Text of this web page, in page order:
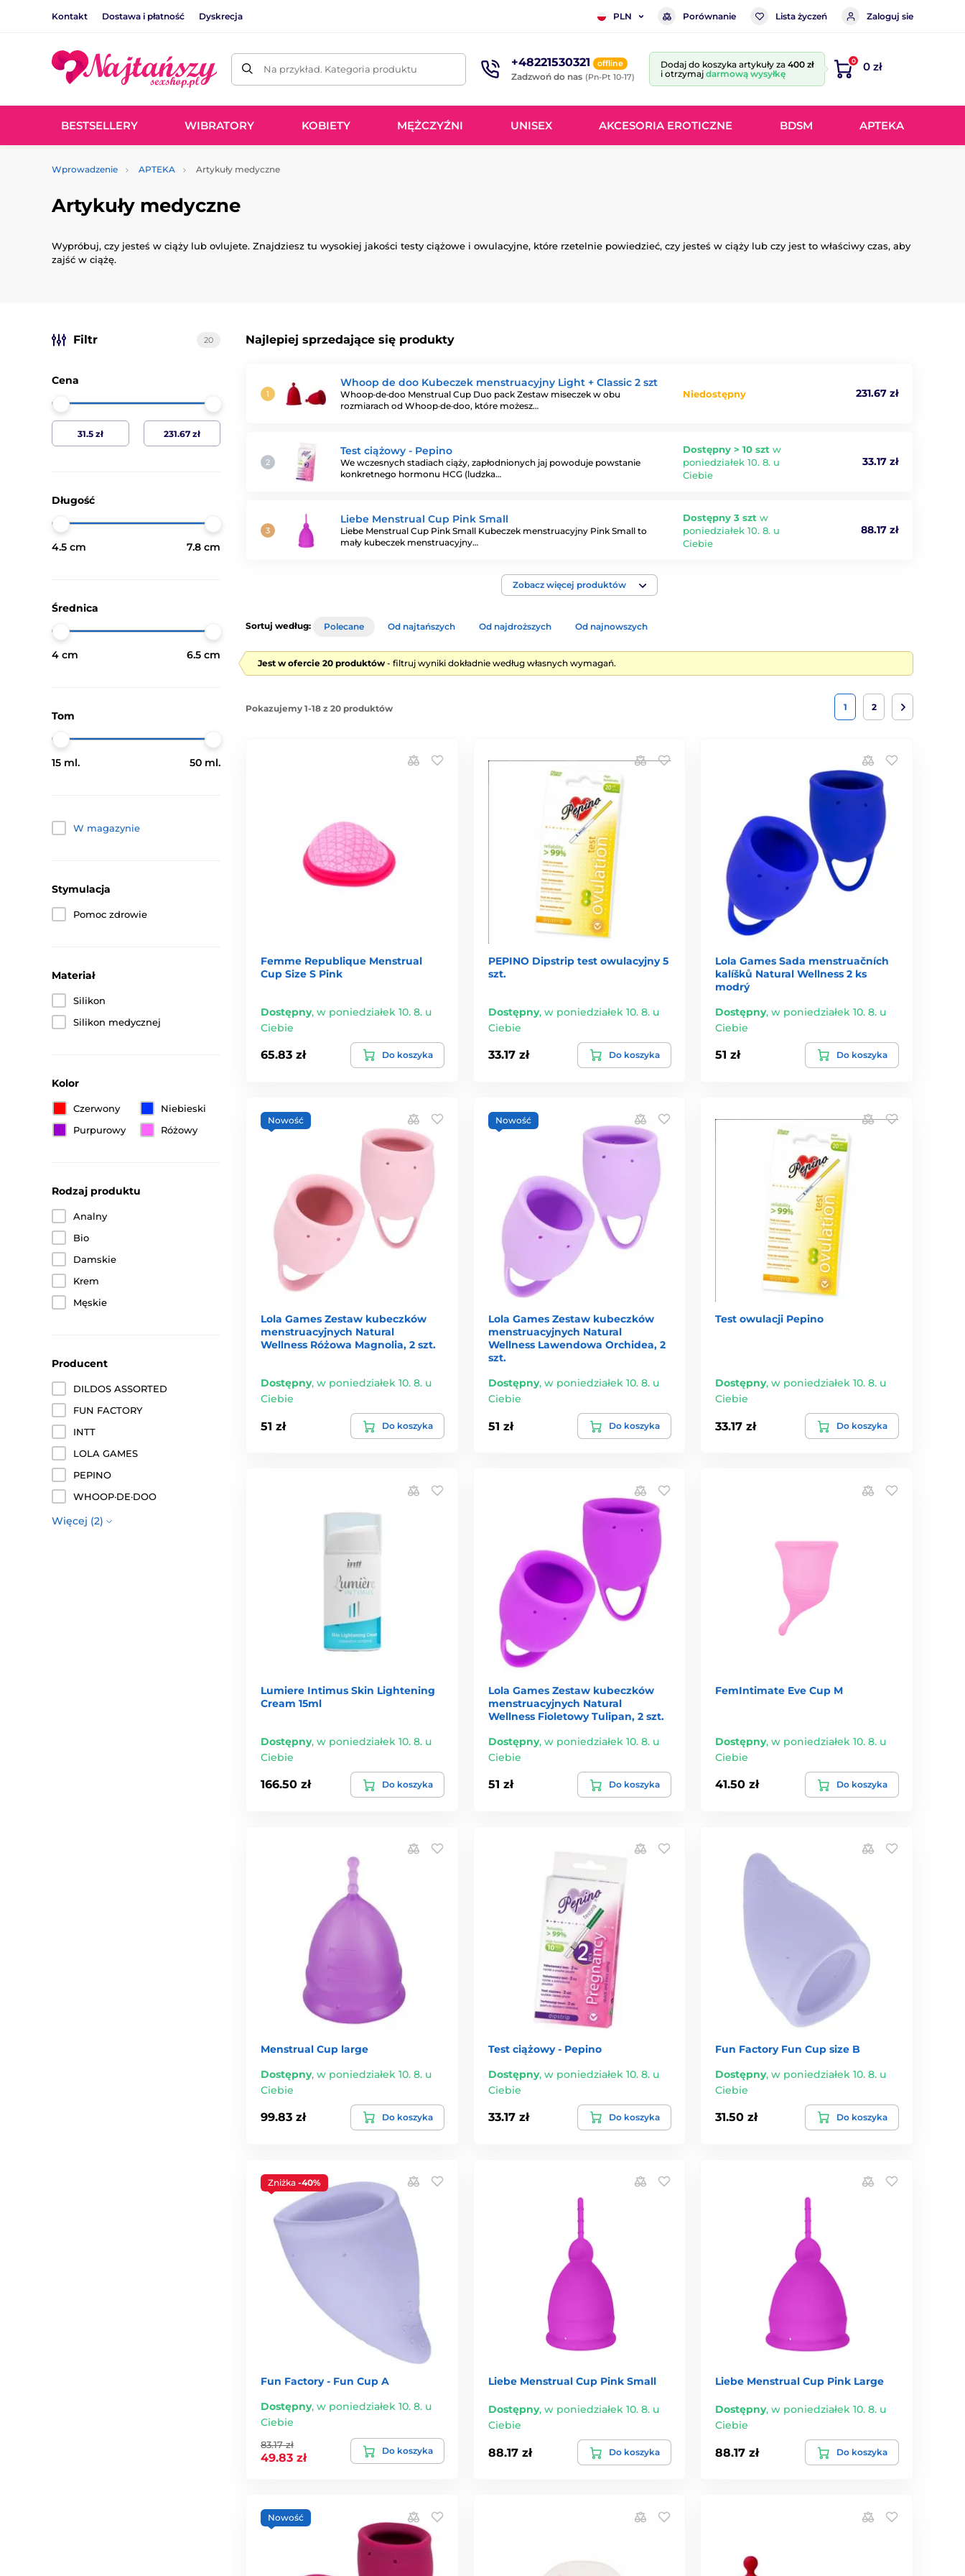
Kontakt Dostawa i płatność Dyskrecja PLN Porównanie Lista życzeń Zaloguj sie
Na przykład. Kategoria produktu +48221530321 offline
Zadzwoń do nas (Pn-Pt 10-17)
Dodaj do koszyka artykuły za 400 zł
i otrzymaj darmową wysyłkę
0 0 zł
BESTSELLERY WIBRATORY KOBIETY MĘŻCZYŹNI UNISEX AKCESORIA EROTICZNE BDSM APTEKA
Wprowadzenie APTEKA Artykuły medyczne
Artykuły medyczne
Wypróbuj, czy jesteś w ciąży lub ovlujete. Znajdziesz tu wysokiej jakości testy ciążowe i owulacyjne, które rzetelnie powiedzieć, czy jesteś w ciąży lub czy jest to właściwy czas, aby
zajść w ciążę.
Najlepiej sprzedające się produkty
Whoop de doo Kubeczek menstruacyjny Light + Classic 2 szt
Whoop·de·doo Menstrual Cup Duo pack Zestaw miseczek w obu
rozmiarach od Whoop·de·doo, które możesz…
Niedostępny 231.67 zł
Test ciążowy - Pepino
We wczesnych stadiach ciąży, zapłodnionych jaj powoduje powstanie
konkretnego hormonu HCG (ludzka…
Dostępny > 10 szt w
poniedziałek 10. 8. u
Ciebie
33.17 zł
Liebe Menstrual Cup Pink Small
Liebe Menstrual Cup Pink Small Kubeczek menstruacyjny Pink Small to
mały kubeczek menstruacyjny…
Dostępny 3 szt w
poniedziałek 10. 8. u
Ciebie
88.17 zł
Zobacz więcej produktów
Filtr 20
Cena
Długość
4.5 cm 7.8 cm
Średnica
4 cm 6.5 cm
Tom
15 ml. 50 ml.
W magazynie
Stymulacja
Pomoc zdrowie
Materiał
Silikon
Silikon medycznej
Kolor
Czerwony
Niebieski
Purpurowy
Różowy
Rodzaj produktu
Analny
Bio
Damskie
Krem
Męskie
Producent
DILDOS ASSORTED
FUN FACTORY
INTT
LOLA GAMES
PEPINO
WHOOP·DE·DOO
Więcej (2)
Sortuj według: Polecane Od najtańszych Od najdroższych Od najnowszych
Jest w ofercie 20 produktów - filtruj wyniki dokładnie według własnych wymagań.
Pokazujemy 1-18 z 20 produktów 1 2
Femme Republique Menstrual
Cup Size S Pink
Dostępny, w poniedziałek 10. 8. u
Ciebie
65.83 zł Do koszyka
PEPINO Dipstrip test owulacyjny 5
szt.
Dostępny, w poniedziałek 10. 8. u
Ciebie
33.17 zł Do koszyka
Lola Games Sada menstruačních
kalíšků Natural Wellness 2 ks
modrý
Dostępny,w poniedziałek 10. 8. u
Ciebie
51 zł Do koszyka
Nowość
Lola Games Zestaw kubeczków
menstruacyjnych Natural
Wellness Różowa Magnolia, 2 szt.
Dostępny, w poniedziałek 10. 8. u
Ciebie
51 zł Do koszyka
Nowość
Lola Games Zestaw kubeczków
menstruacyjnych Natural
Wellness Lawendowa Orchidea, 2
szt.
Dostępny, w poniedziałek 10. 8. u
Ciebie
51 zł Do koszyka
Test owulacji Pepino
Dostępny,w poniedziałek 10. 8. u
Ciebie
33.17 zł Do koszyka
Lumiere Intimus Skin Lightening
Cream 15ml
Dostępny, w poniedziałek 10. 8. u
Ciebie
166.50 zł Do koszyka
Lola Games Zestaw kubeczków
menstruacyjnych Natural
Wellness Fioletowy Tulipan, 2 szt.
Dostępny, w poniedziałek 10. 8. u
Ciebie
51 zł Do koszyka
FemIntimate Eve Cup M
Dostępny,w poniedziałek 10. 8. u
Ciebie
41.50 zł Do koszyka
Menstrual Cup large
Dostępny, w poniedziałek 10. 8. u
Ciebie
99.83 zł Do koszyka
Test ciążowy - Pepino
Dostępny, w poniedziałek 10. 8. u
Ciebie
33.17 zł Do koszyka
Fun Factory Fun Cup size B
Dostępny,w poniedziałek 10. 8. u
Ciebie
31.50 zł Do koszyka
Zniżka -40%
Fun Factory - Fun Cup A
Dostępny, w poniedziałek 10. 8. u
Ciebie
83.17 zł
49.83 zł
Do koszyka
Liebe Menstrual Cup Pink Small
Dostępny, w poniedziałek 10. 8. u
Ciebie
88.17 zł Do koszyka
Liebe Menstrual Cup Pink Large
Dostępny,w poniedziałek 10. 8. u
Ciebie
88.17 zł Do koszyka
Nowość